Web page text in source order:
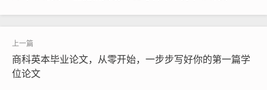
商科英本毕业论文，从零开始，一步步写好你的第一篇学
位论文